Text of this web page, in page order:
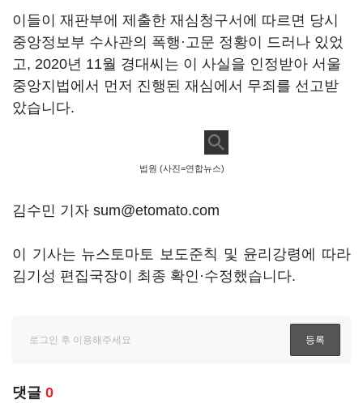
이들이 재판부에 제출한 재심청구서에 따르면 당시
중앙정보부 수사관의 폭행·고문 정황이 드러나 있었
고, 2020년 11월 경대씨는 이 사실을 인정받아 서울
중앙지법에서 먼저 진행된 재심에서 무죄를 선고받
았습니다.
법원 (사진=연합뉴스)
김수민 기자 sum@etomato.com
이 기사는 뉴스토마토 보도준칙 및 윤리강령에 따라
김기성 편집국장이 최종 확인·수정했습니다.
댓글 0